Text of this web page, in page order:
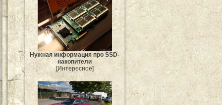
Нужная информация про SSD-
накопители
[Интересное]